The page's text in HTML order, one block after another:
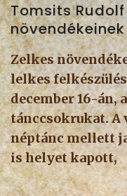
Tomsits
Zelkes
lelkes
december 16-
tánccsokrukat. A
néptánc mellett
is helyet kapott,